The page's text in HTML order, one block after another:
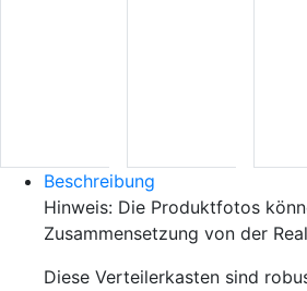
Beschreibung
Hinweis: Die Produktfotos
Zusammensetzung von der
Diese Verteilerkasten sind